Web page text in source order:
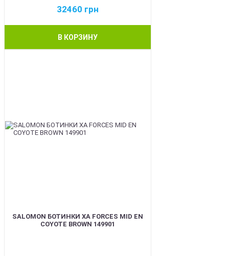
32460 грн
В КОРЗИНУ
SALOMON БОТИНКИ XA FORCES MID EN
COYOTE BROWN 149901